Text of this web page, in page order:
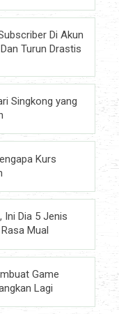
Di Akun
Turun Drastis
Singkong yang
Kurs
Ini Dia 5 Jenis
Mual
Game
Lagi